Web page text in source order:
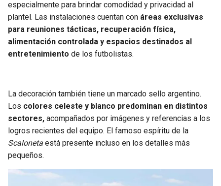
especialmente para brindar comodidad y privacidad al
plantel. Las instalaciones cuentan con áreas exclusivas
para reuniones tácticas, recuperación física,
alimentación controlada y espacios destinados al
entretenimiento de los futbolistas.
La decoración también tiene un marcado sello argentino.
Los colores celeste y blanco predominan en distintos
sectores, acompañados por imágenes y referencias a los
logros recientes del equipo. El famoso espíritu de la
Scaloneta está presente incluso en los detalles más
pequeños.